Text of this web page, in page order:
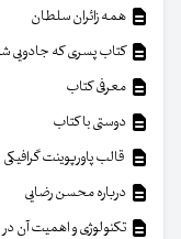
همه زائران سلطان
کتاب پسری که جادویی
معرفی کتاب
دوستی با کتاب
قالب پاورپوینت گرافیکی
درباره محسن رضایی
تکنولوژی و اهمیت آن در